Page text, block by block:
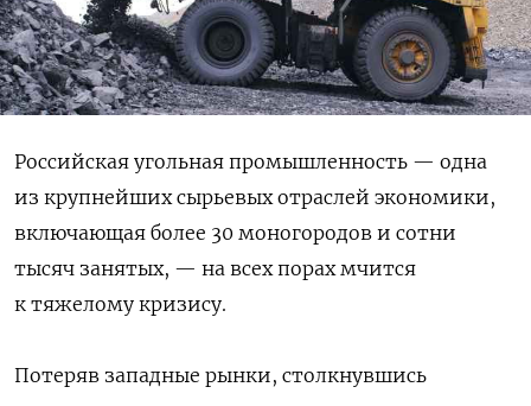
Российская угольная промышленность — одна
из крупнейших сырьевых отраслей экономики,
включающая более 30 моногородов и сотни
тысяч занятых, — на всех порах мчится
к тяжелому кризису.
Потеряв западные рынки, столкнувшись